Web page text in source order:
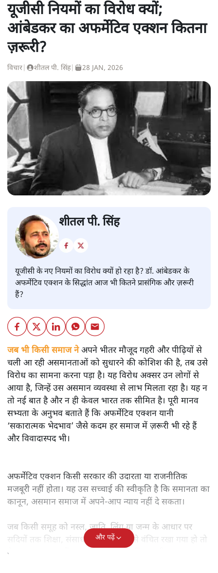
यूजीसी नियमों का विरोध क्यों;
आंबेडकर का अफर्मेटिव एक्शन कितना
ज़रूरी?
विचार शीतल पी. सिंह| 28 JAN, 2026
शीतल पी. सिंह
यूजीसी के नए नियमों का विरोध क्यों हो रहा है? डॉ. आंबेडकर के
अफर्मेटिव एक्शन के सिद्धांत आज भी कितने प्रासंगिक और ज़रूरी
हैं?
जब भी किसी समाज नेअपने भीतर मौजूद गहरी और पीढ़ियों से
चली आ रही असमानताओं को सुधारने की कोशिश की है, तब उसे
विरोध का सामना करना पड़ा है। यह विरोध अक्सर उन लोगों से
आया है, जिन्हें उस असमान व्यवस्था से लाभ मिलता रहा है। यह न
तो नई बात है और न ही केवल भारत तक सीमित है। पूरी मानव
सभ्यता के अनुभव बताते हैं कि अफर्मेटिव एक्शन यानी
‘सकारात्मक भेदभाव’ जैसे कदम हर समाज में ज़रूरी भी रहे हैं
और विवादास्पद भी।
अफर्मेटिव एक्शन किसी सरकार की उदारता या राजनीतिक
मजबूरी नहीं होता। यह उस सच्चाई की स्वीकृति है कि समानता का
कानून, असमान समाज में अपने-आप न्याय नहीं दे सकता।
जब किसी समूह को नस्ल, जाति, लिंग या जन्म के आधार पर
सदियों तक शिक्षा, संसाधनों और सम्मान से वंचित रखा गया हो तो
केवल ‘सब बराबर हैं’ कह देने से स्थिति नहीं बदलती।
और पढ़ें